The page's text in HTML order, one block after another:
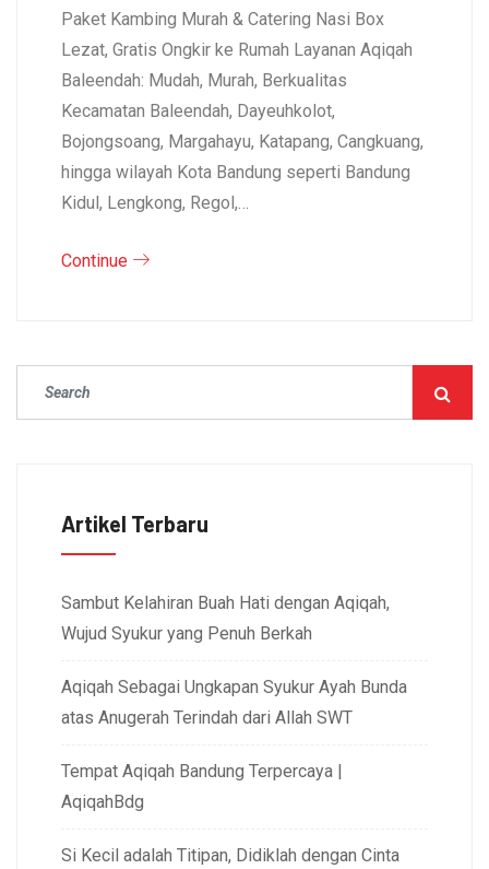
Paket Kambing Murah & Catering Nasi Box
Lezat, Gratis Ongkir ke Rumah Layanan Aqiqah
Baleendah: Mudah, Murah, Berkualitas
Kecamatan Baleendah, Dayeuhkolot,
Bojongsoang, Margahayu, Katapang, Cangkuang,
hingga wilayah Kota Bandung seperti Bandung
Kidul, Lengkong, Regol,…
Continue
Artikel Terbaru
Sambut Kelahiran Buah Hati dengan Aqiqah,
Wujud Syukur yang Penuh Berkah
Aqiqah Sebagai Ungkapan Syukur Ayah Bunda
atas Anugerah Terindah dari Allah SWT
Tempat Aqiqah Bandung Terpercaya |
AqiqahBdg
Si Kecil adalah Titipan, Didiklah dengan Cinta